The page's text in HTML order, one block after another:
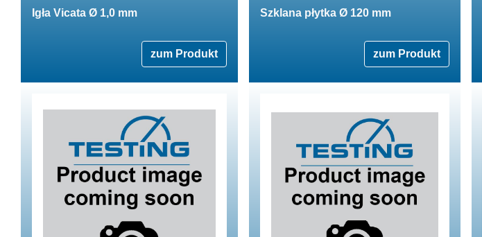
Igła Vicata Ø 1,0 mm
zum Produkt
Szklana płytka Ø 120 mm
zum Produkt